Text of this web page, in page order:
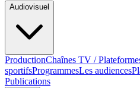
Audiovisuel
ProductionChaînes TV /
sportifsProgrammesLes audiences
Publications